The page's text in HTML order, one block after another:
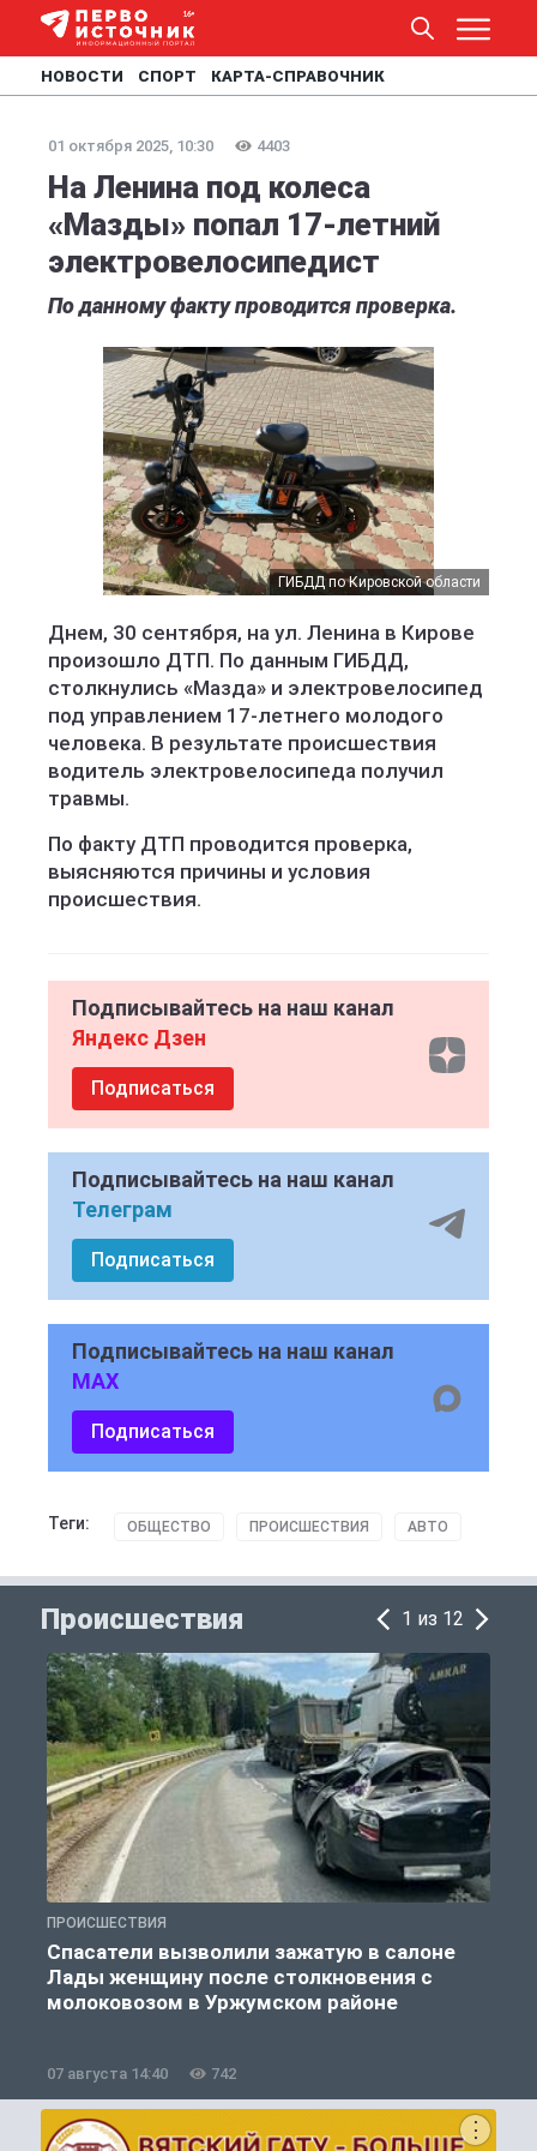
НОВОСТИ СПОРТ КАРТА-СПРАВОЧНИК
01 октября 2025, 10:30 4403
На Ленина под колеса
«Мазды» попал 17-летний
электровелосипедист
По данному факту проводится проверка.
ГИБДД по Кировской области
Днем, 30 сентября, на ул. Ленина в Кирове
произошло ДТП. По данным ГИБДД,
столкнулись «Мазда» и электровелосипед
под управлением 17-летнего молодого
человека. В результате происшествия
водитель электровелосипеда получил
травмы.
По факту ДТП проводится проверка,
выясняются причины и условия
происшествия.
Подписывайтесь на наш канал
Яндекс Дзен
Подписаться
Подписывайтесь на наш канал
Телеграм
Подписаться
Подписывайтесь на наш канал
MAX
Подписаться
Теги: ОБЩЕСТВО ПРОИСШЕСТВИЯ АВТО
Происшествия 1 из 12
ПРОИСШЕСТВИЯ
Спасатели вызволили зажатую в салоне
Лады женщину после столкновения с
молоковозом в Уржумском районе
07 августа 14:40 742